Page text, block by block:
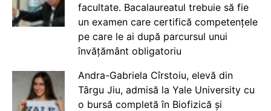
facultate. Bacalaureatul trebuie să fie
un examen care certifică competențele
pe care le ai după parcursul unui
învățământ obligatoriu
Andra-Gabriela Cîrstoiu, elevă din
Târgu Jiu, admisă la Yale University cu
o bursă completă în Biofizică și